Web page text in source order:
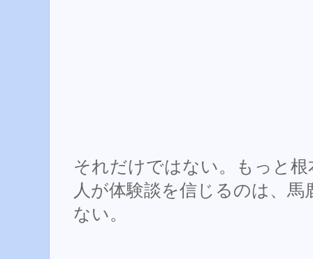
それだけではない。もっと
人が体験談を信じるのは、
ない。